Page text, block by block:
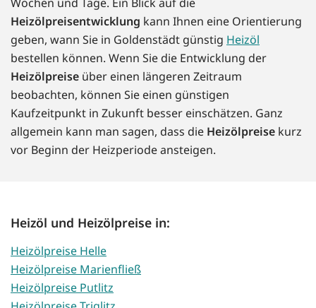
Heizölpreisentwicklung kann Ihnen eine Orientierung
geben, wann Sie in Goldenstädt günstig Heizöl
bestellen können. Wenn Sie die Entwicklung der
Heizölpreise über einen längeren Zeitraum
beobachten, können Sie einen günstigen
Kaufzeitpunkt in Zukunft besser einschätzen. Ganz
allgemein kann man sagen, dass die Heizölpreise kurz
vor Beginn der Heizperiode ansteigen.
Heizöl und Heizölpreise in:
Heizölpreise Helle
Heizölpreise Marienfließ
Heizölpreise Putlitz